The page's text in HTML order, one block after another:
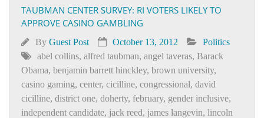
TAUBMAN CENTER SURVEY: RI VOTERS LIKELY TO
APPROVE CASINO GAMBLING
By Guest Post October 13, 2012
Politics
abel collins, alfred taubman, angel taveras, Barack
Obama, benjamin barrett hinckley, brown university,
casino gaming, center, cicilline, congressional, david
cicilline, district one, doherty, february, gender inclusive,
independent candidate, jack reed, james langevin, lincoln